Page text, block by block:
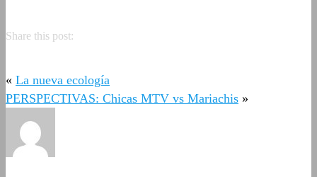
Share this post:
« La nueva ecología
PERSPECTIVAS: Chicas MTV vs Mariachis »